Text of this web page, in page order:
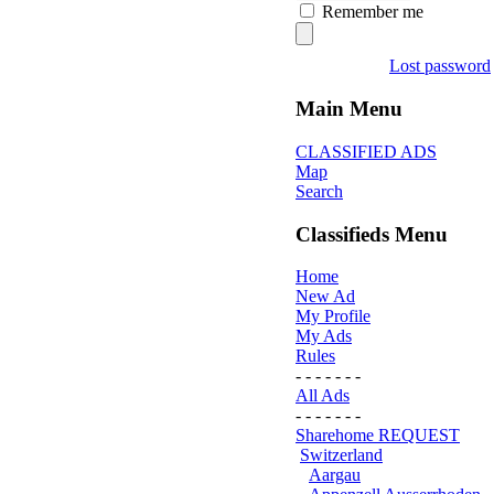
Remember me
Lost password
Main Menu
CLASSIFIED ADS
Map
Search
Classifieds Menu
Home
New Ad
My Profile
My Ads
Rules
- - - - - - -
All Ads
- - - - - - -
Sharehome REQUEST
Switzerland
Aargau